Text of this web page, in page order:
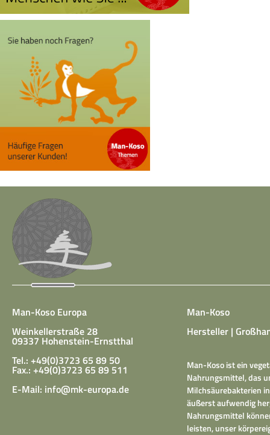
Man-Koso Europa
Weinkellerstraße 28
09337 Hohenstein-Ernstthal
Tel.: +49(0)3723 65 89 50
Fax.: +49(0)3723 65 89 511
E-Mail: info@mk-europa.de
Man-Koso
Hersteller |
Man-Koso ist ein
Nahrungsmittel, das
Milchsäurebakterien
äußerst aufwendig
Nahrungsmittel
leisten, unser